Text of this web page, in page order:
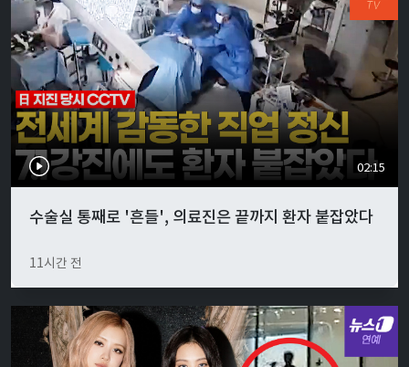
02:15
수술실 통째로 '흔들', 의료진은 끝까지 환자 붙잡았다
11시간 전